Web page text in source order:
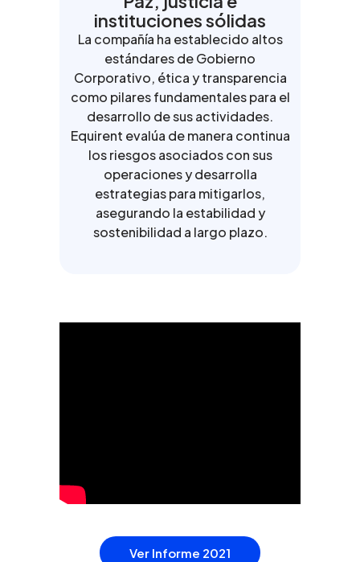
instituciones sólidas
La compañía ha establecido altos
estándares de Gobierno
Corporativo, ética y transparencia
como pilares fundamentales para el
desarrollo de sus actividades.
Equirent evalúa de manera continua
los riesgos asociados con sus
operaciones y desarrolla
estrategias para mitigarlos,
asegurando la estabilidad y
sostenibilidad a largo plazo.
Ver Informe 2021